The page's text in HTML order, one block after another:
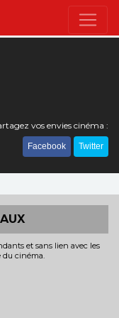
vos envies cinéma :
Facebook Twitter
et sans lien avec les
du cinéma.